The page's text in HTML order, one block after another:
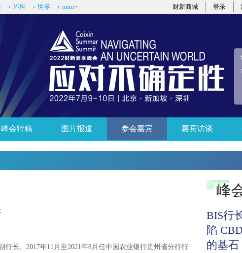
财新商城 登录
环科 世界 mini+
峰会特稿 图片报道 参会嘉宾 嘉宾访谈
。2017年11月至2021年8月任中国农业银行贵州省分行行
峰
BIS行
陷
的基石